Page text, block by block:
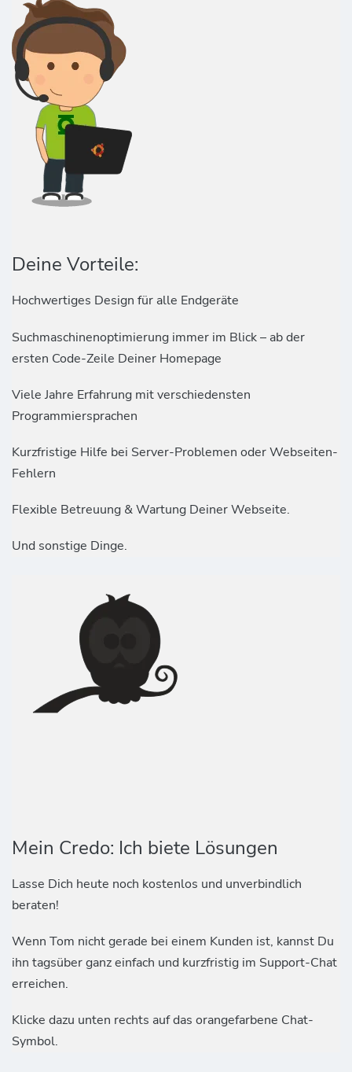
Deine Vorteile:
Hochwertiges Design für alle Endgeräte
Suchmaschinenoptimierung immer im Blick – ab der
ersten Code-Zeile Deiner Homepage
Viele Jahre Erfahrung mit verschiedensten
Programmiersprachen
Kurzfristige Hilfe bei Server-Problemen oder Webseiten-
Fehlern
Flexible Betreuung & Wartung Deiner Webseite.
Und sonstige Dinge.
Mein Credo: Ich biete Lösungen
Lasse Dich heute noch kostenlos und unverbindlich
beraten!
Wenn Tom nicht gerade bei einem Kunden ist, kannst Du
ihn tagsüber ganz einfach und kurzfristig im Support-Chat
erreichen.
Klicke dazu unten rechts auf das orangefarbene Chat-
Symbol.